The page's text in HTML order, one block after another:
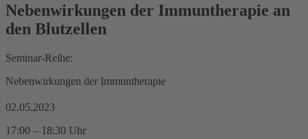
Nebenwirkungen der Immuntherapie an
den Blutzellen
Seminar-Reihe:
Nebenwirkungen der Immuntherapie
02.05.2023
17:00 – 18:30 Uhr